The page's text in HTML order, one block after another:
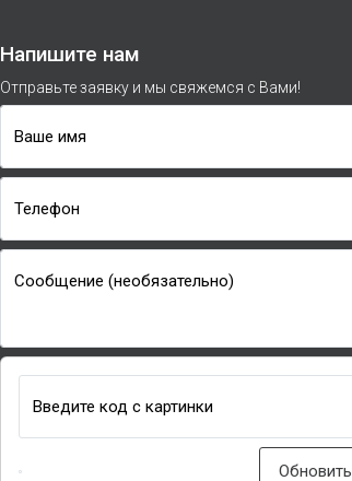
Напишите нам
Отправьте заявку и мы свяжемся с Вами!
Ваше имя
Телефон
Сообщение (необязательно)
Введите код с картинки
Обновить